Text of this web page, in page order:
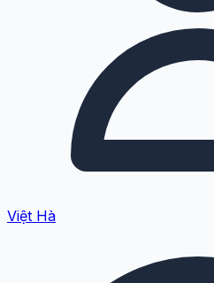
Việt Hà